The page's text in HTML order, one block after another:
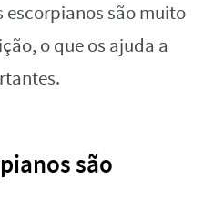
escorpianos são muito
o que os ajuda a
são